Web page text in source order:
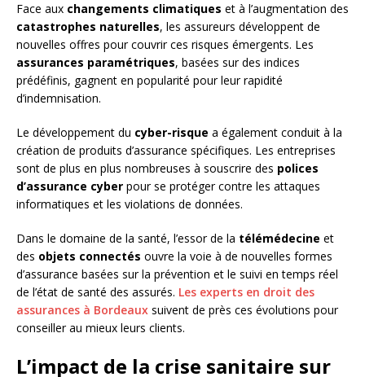
Face aux changements climatiques et à l’augmentation des
catastrophes naturelles, les assureurs développent de
nouvelles offres pour couvrir ces risques émergents. Les
assurances paramétriques, basées sur des indices
prédéfinis, gagnent en popularité pour leur rapidité
d’indemnisation.
Le développement du cyber-risque a également conduit à la
création de produits d’assurance spécifiques. Les entreprises
sont de plus en plus nombreuses à souscrire des polices
d’assurance cyber pour se protéger contre les attaques
informatiques et les violations de données.
Dans le domaine de la santé, l’essor de la télémédecine et
des objets connectés ouvre la voie à de nouvelles formes
d’assurance basées sur la prévention et le suivi en temps réel
de l’état de santé des assurés. Les experts en droit des
assurances à Bordeaux suivent de près ces évolutions pour
conseiller au mieux leurs clients.
L’impact de la crise sanitaire sur